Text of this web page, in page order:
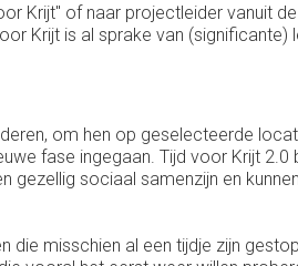
Krijt" of naar projectleider vanuit
Krijt is al sprake van (significante)
om hen op geselecteerde
fase ingegaan. Tijd voor Krijt
gezellig sociaal samenzijn en
die misschien al een tijdje zijn